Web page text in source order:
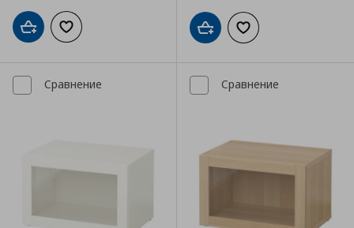
Добави в кошницата
Добави към списъка с любимиДобави в кошницата
Добави към
Сравнение Сравнение